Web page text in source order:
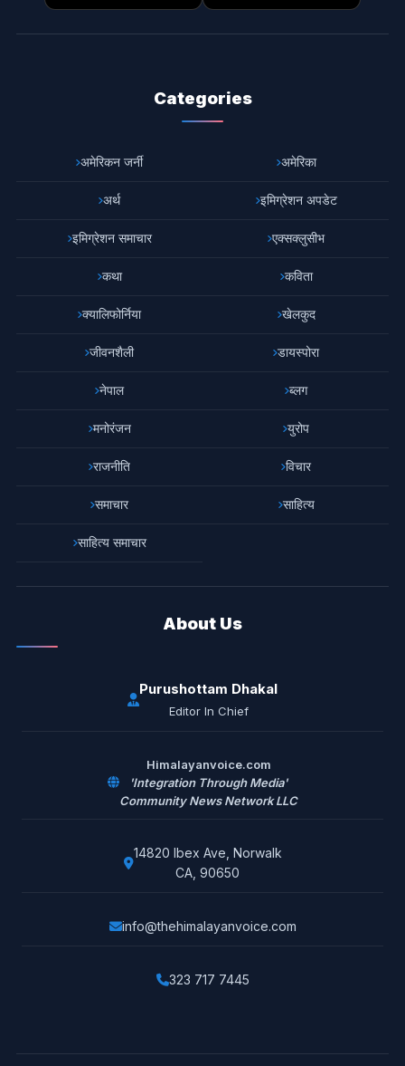
Categories
अमेरिकन जर्नी अमेरिका
अर्थ इमिग्रेशन अपडेट
इमिग्रेशन समाचार एक्सक्लुसीभ
कथा कविता
क्यालिफोर्निया खेलकुद
जीवनशैली डायस्पोरा
नेपाल ब्लग
मनोरंजन युरोप
राजनीति विचार
समाचार साहित्य
साहित्य समाचार
About Us
Purushottam Dhakal
Editor In Chief
Himalayanvoice.com
'Integration Through Media'
Community News Network LLC
14820 Ibex Ave, Norwalk
CA, 90650
info@thehimalayanvoice.com
323 717 7445